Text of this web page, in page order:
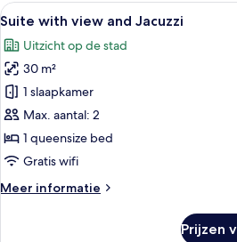
Alle
foto's
voor
Suite
with
view
and
Jacuzzi
Een
17
Suite with view and Jacuzzi
Uitzicht op de stad
30 m²
1 slaapkamer
Max. aantal: 2
1 queensize bed
Gratis wifi
Meer informatie
Meer
Prijzen